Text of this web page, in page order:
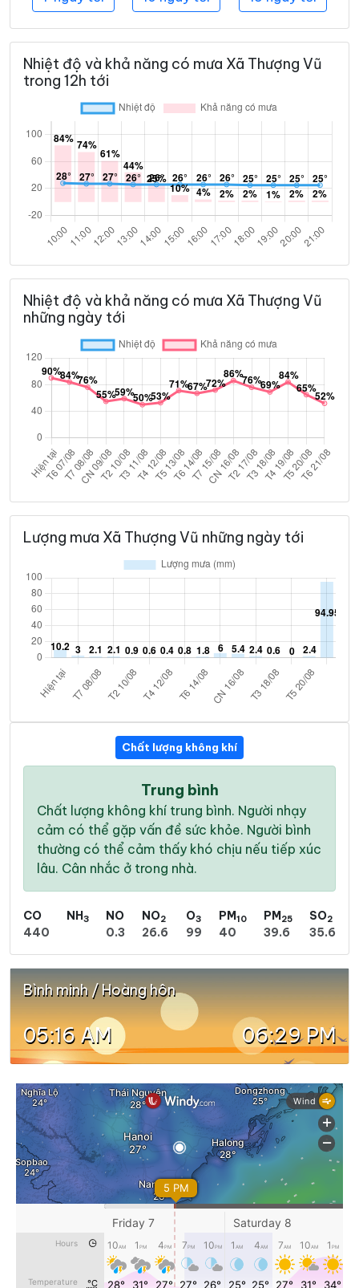
Nhiệt độ và khả năng có mưa Xã Thượng Vũ
trong 12h tới
Nhiệt độ và khả năng có mưa Xã Thượng Vũ
những ngày tới
Lượng mưa Xã Thượng Vũ những ngày tới
Chất lượng không khí
Trung bình
Chất lượng không khí trung bình. Người nhạy
cảm có thể gặp vấn đề sức khỏe. Người bình
thường có thể cảm thấy khó chịu nếu tiếp xúc
lâu. Cân nhắc ở trong nhà.
CO
440
NH3
NO
0.3
NO2
26.6
O3
99
PM10
40
PM25
39.6
SO2
35.6
Bình minh / Hoàng hôn
05:16 AM 06:29 PM